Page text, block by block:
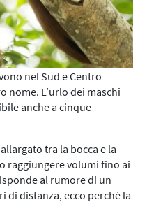
nel Sud e Centro
nome. L’urlo dei maschi
anche a cinque
tra la bocca e la
raggiungere volumi fino ai
al rumore di un
di distanza, ecco perché la